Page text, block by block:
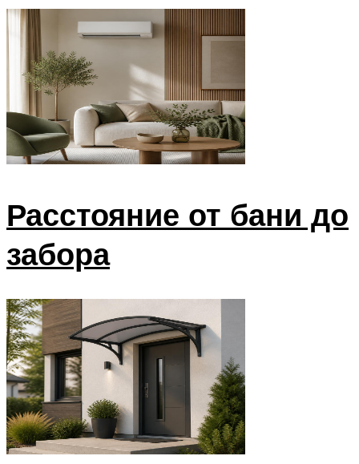
Расстояние от бани до
забора